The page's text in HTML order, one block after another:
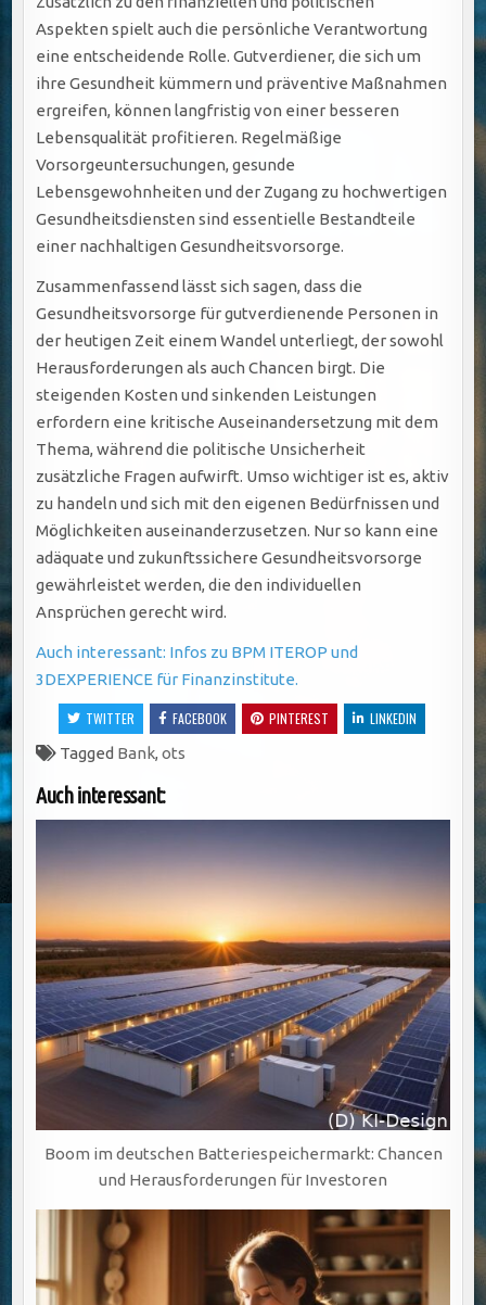
Aspekten spielt auch die persönliche Verantwortung
eine entscheidende Rolle. Gutverdiener, die sich um
ihre Gesundheit kümmern und präventive Maßnahmen
ergreifen, können langfristig von einer besseren
Lebensqualität profitieren. Regelmäßige
Vorsorgeuntersuchungen, gesunde
Lebensgewohnheiten und der Zugang zu hochwertigen
Gesundheitsdiensten sind essentielle Bestandteile
einer nachhaltigen Gesundheitsvorsorge.
Zusammenfassend lässt sich sagen, dass die
Gesundheitsvorsorge für gutverdienende Personen in
der heutigen Zeit einem Wandel unterliegt, der sowohl
Herausforderungen als auch Chancen birgt. Die
steigenden Kosten und sinkenden Leistungen
erfordern eine kritische Auseinandersetzung mit dem
Thema, während die politische Unsicherheit
zusätzliche Fragen aufwirft. Umso wichtiger ist es, aktiv
zu handeln und sich mit den eigenen Bedürfnissen und
Möglichkeiten auseinanderzusetzen. Nur so kann eine
adäquate und zukunftssichere Gesundheitsvorsorge
gewährleistet werden, die den individuellen
Ansprüchen gerecht wird.
Auch interessant: Infos zu BPM ITEROP und
3DEXPERIENCE für Finanzinstitute.
TWITTER FACEBOOK PINTEREST
LINKEDIN
Tagged Bank,ots
Auch interessant:
Boom im deutschen Batteriespeichermarkt: Chancen
und Herausforderungen für Investoren